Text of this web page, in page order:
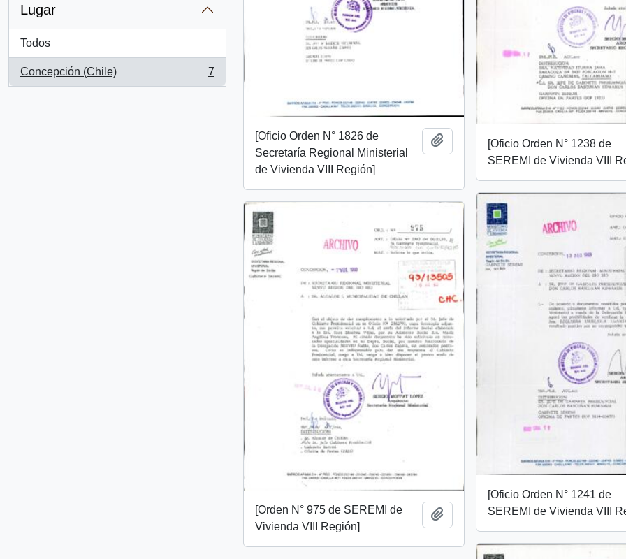
Lugar
Todos
Concepción (Chile)
, 7 resultados
7
[Oficio Orden N° 1826 de
Secretaría Regional Ministerial
de Vivienda VIII Región]
Añadir al portapapeles
[Oficio Orden N° 1238 de
SEREMI de Vivienda VIII
[Oficio Orden N° 1241 de
SEREMI de Vivienda VIII
[Orden N° 975 de SEREMI de
Vivienda VIII Región]
Añadir al portapapeles